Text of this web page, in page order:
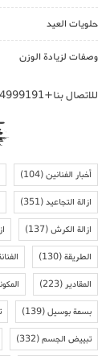
حلويات العيد
وصفات لزيادة الوزن
للاتصال بنا+212614999191
أخبار الفنانين(104)
ازالة التجاعيد(351)
ازالة الكرش(137)
الطريقة(130)
المقادير(223)
بسمة بوسيل(139)
تبييض الجسم(332)